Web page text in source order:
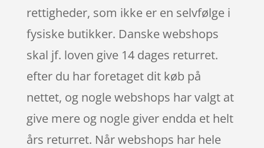
rettigheder, som ikke er en selvfølge i
fysiske butikker. Danske webshops
skal jf. loven give 14 dages returret.
efter du har foretaget dit køb på
nettet, og nogle webshops har valgt at
give mere og nogle giver endda et helt
års returret. Når webshops har hele